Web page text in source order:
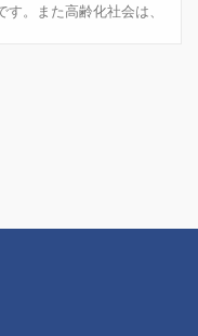
。また高齢化社会は、